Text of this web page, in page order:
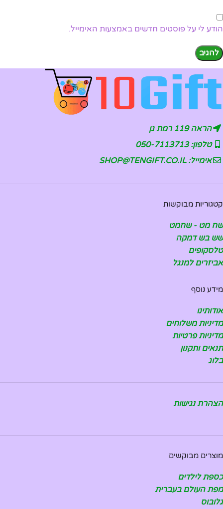
הודע לי על פוסטים חדשים באמצעות האימייל.
הראה 119 רמת גן
טלפון: 050-7113713
אימייל: SHOP@TENGIFT.CO.IL
קטגוריות מבוקשות
שח מט - שחמט
שש בש דמקה
טלסקופים
אביזרים למנגל
מידע נוסף
אודותינו
מדיניות משלוחים
מדיניות פרטיות
תנאים ותקנון
בלוג
הצהרת נגישות
מוצרים מבוקשים
כספת לילדים
מפת העולם בעברית
גלובוס